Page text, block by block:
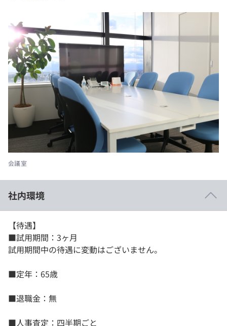
会議室
社内環境
【待遇】
■試用期間：3ヶ月
試用期間中の待遇に変動はございません。
■定年：65歳
■退職金：無
■人事査定：四半期ごと